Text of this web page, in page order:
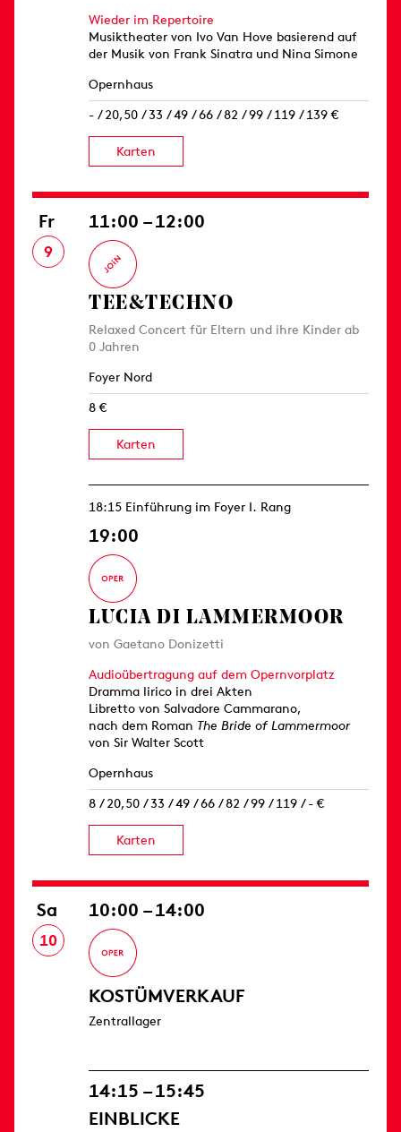
Wieder im Repertoire
Musiktheater von Ivo Van Hove basierend auf
der Musik von Frank Sinatra und Nina Simone
Opernhaus
- / 20,50 / 33 / 49 / 66 / 82 / 99 / 119 / 139 €
Karten
Fr
9
11:00 – 12:00
TEE&TECHNO
Relaxed Concert für Eltern und ihre Kinder ab
0 Jahren
Foyer Nord
8 €
Karten
18:15 Einführung im Foyer I. Rang
19:00
LUCIA DI LAMMERMOOR
von Gaetano Donizetti
Audioübertragung auf dem Opernvorplatz
Dramma lirico in drei Akten
Libretto von Salvadore Cammarano,
nach dem Roman The Bride of Lammermoor
von Sir Walter Scott
Opernhaus
8 / 20,50 / 33 / 49 / 66 / 82 / 99 / 119 / - €
Karten
Sa
10
10:00 – 14:00
KOSTÜMVERKAUF
Zentrallager
14:15 – 15:45
EINBLICKE